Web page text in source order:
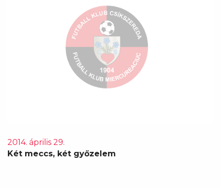
2014. április 29.
Két meccs, két győzelem